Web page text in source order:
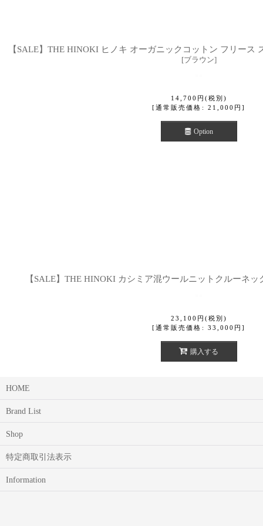
【SALE】THE HINOKI ヒノキ オーガニックコットン フリース
[ブラウン]
14,700 円 (税別)
[通常販売価格 : 21,000 円 ]
Option
【SALE】THE HINOKI カシミア混ウールニットクルーネッ
23,100 円 (税別)
[通常販売価格 : 33,000 円 ]
購入する
HOME
Brand List
Shop
特定商取引法表示
Information